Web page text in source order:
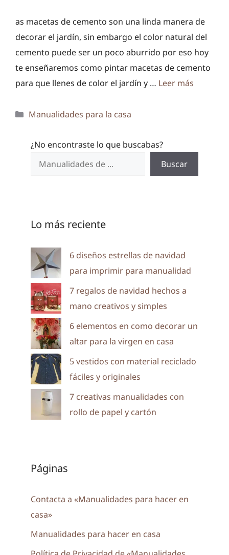
as macetas de cemento son una linda manera de
decorar el jardín, sin embargo el color natural del
cemento puede ser un poco aburrido por eso hoy
te enseñaremos como pintar macetas de cemento
para que llenes de color el jardín y … Leer más
Categorías
Manualidades para la casa
¿No encontraste lo que buscabas?
Buscar
Lo más reciente
6 diseños estrellas de navidad
para imprimir para manualidad
7 regalos de navidad hechos a
mano creativos y simples
6 elementos en como decorar un
altar para la virgen en casa
5 vestidos con material reciclado
fáciles y originales
7 creativas manualidades con
rollo de papel y cartón
Páginas
Contacta a «Manualidades para hacer en
casa»
Manualidades para hacer en casa